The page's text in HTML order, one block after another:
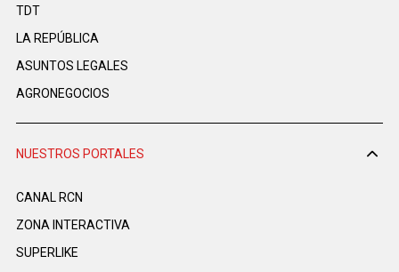
TDT
LA REPÚBLICA
ASUNTOS LEGALES
AGRONEGOCIOS
NUESTROS PORTALES
CANAL RCN
ZONA INTERACTIVA
SUPERLIKE